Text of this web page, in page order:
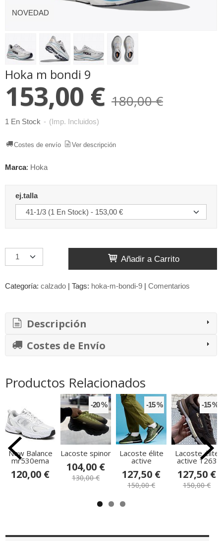
NOVEDAD
Hoka m bondi 9
153,00 € 180,00 €
1 En Stock - (Imp. Incluidos)
Costes de envío Ver descripción
Marca: Hoka
ej.talla
Añadir a Carrito
Categoría: calzado | Tags: hoka-m-bondi-9 | Comentarios
Descripción
Costes de Envío
Productos Relacionados
New Balance
mr530ema
120,00 €
-20 %
Lacoste spinor
104,00 €
130,00 €
-15 %
Lacoste élite
active
127,50 €
150,00 €
-15 %
Lacoste élite
active 1263
127,50 €
150,00 €